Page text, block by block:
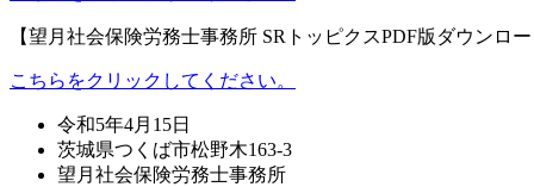
【望月社会保険労務士事務所 SRトッピクスPDF版ダウンロ
こちらをクリックしてください。
令和5年4月15日
茨城県つくば市松野木163-3
望月社会保険労務士事務所